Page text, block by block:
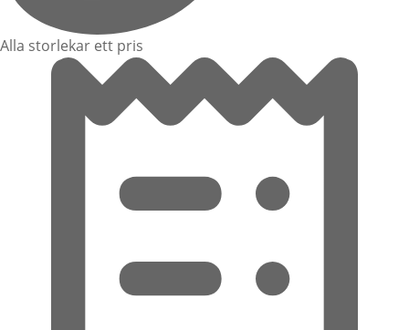
Alla storlekar ett pris